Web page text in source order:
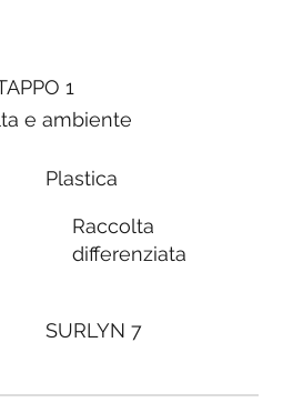
1
e ambiente
Plastica
Raccolta
differenziata
SURLYN 7